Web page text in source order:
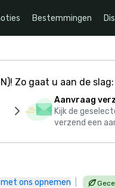
Bestemmingen
Zo gaat u aan de slag:
Aanvraag
Kijk de
verzend een
ons opnemen